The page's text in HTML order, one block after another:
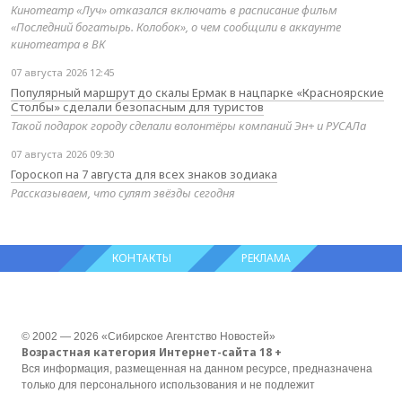
Кинотеатр «Луч» отказался включать в расписание фильм
«Последний богатырь. Колобок», о чем сообщили в аккаунте
кинотеатра в ВК
07 августа 2026 12:45
Популярный маршрут до скалы Ермак в нацпарке «Красноярские
Столбы» сделали безопасным для туристов
Такой подарок городу сделали волонтёры компаний Эн+ и РУСАЛа
07 августа 2026 09:30
Гороскоп на 7 августа для всех знаков зодиака
Рассказываем, что сулят звёзды сегодня
КОНТАКТЫ РЕКЛАМА
© 2002 — 2026 «Сибирское Агентство Новостей»
Возрастная категория Интернет-сайта 18 +
Вся информация, размещенная на данном ресурсе, предназначена
только для персонального использования и не подлежит